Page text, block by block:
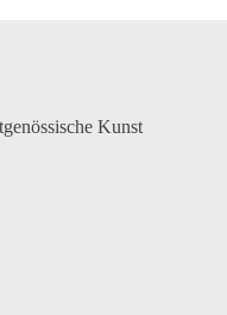
Kunst